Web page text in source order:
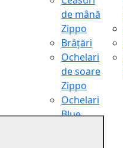
de mână
Zippo
Brățări
Ochelari
de soare
Zippo
Ochelari
Blue